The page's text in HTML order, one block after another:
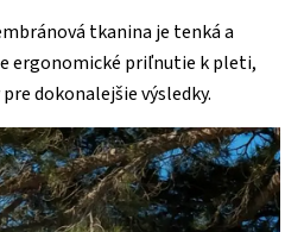
tkanina je tenká a
ergonomické priľnutie k pleti,
dokonalejšie výsledky.